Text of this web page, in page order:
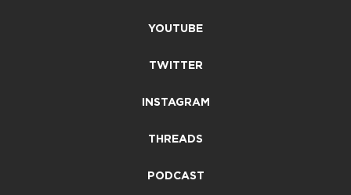
YOUTUBE
TWITTER
INSTAGRAM
THREADS
PODCAST